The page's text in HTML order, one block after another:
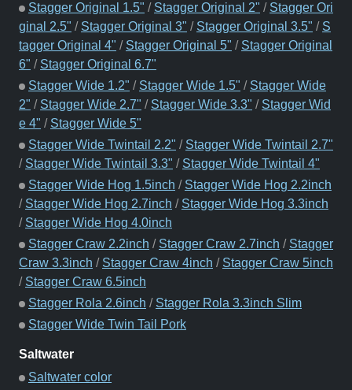
Stagger Original 1.5" / Stagger Original 2" / Stagger Ori
ginal 2.5" / Stagger Original 3" / Stagger Original 3.5" / S
tagger Original 4" / Stagger Original 5" / Stagger Original
6" / Stagger Original 6.7"
Stagger Wide 1.2" / Stagger Wide 1.5" / Stagger Wide
2" / Stagger Wide 2.7" / Stagger Wide 3.3" / Stagger Wid
e 4" / Stagger Wide 5"
Stagger Wide Twintail 2.2" / Stagger Wide Twintail 2.7"
/ Stagger Wide Twintail 3.3" / Stagger Wide Twintail 4"
Stagger Wide Hog 1.5inch / Stagger Wide Hog 2.2inch
/ Stagger Wide Hog 2.7inch / Stagger Wide Hog 3.3inch
/ Stagger Wide Hog 4.0inch
Stagger Craw 2.2inch / Stagger Craw 2.7inch / Stagger
Craw 3.3inch / Stagger Craw 4inch / Stagger Craw 5inch
/ Stagger Craw 6.5inch
Stagger Rola 2.6inch / Stagger Rola 3.3inch Slim
Stagger Wide Twin Tail Pork
Saltwater
Saltwater color